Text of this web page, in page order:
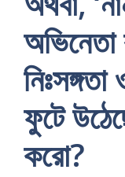
অভিনেতা
ফুটে
করো?